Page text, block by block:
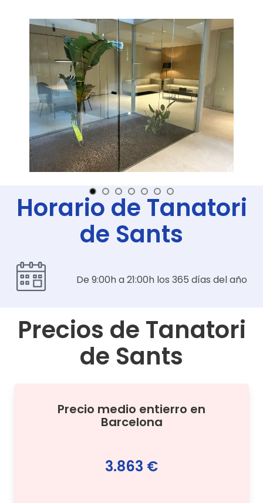
Horario de Tanatori
de Sants
De 9:00h a 21:00h los 365 días del año
Precios de Tanatori
de Sants
Precio medio entierro en
Barcelona
3.863 €